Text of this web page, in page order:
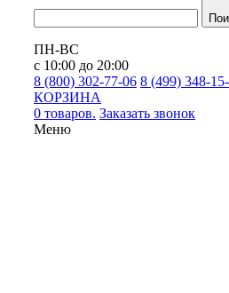
ПН-ВС
с 10:00 до 20:00
8 (800) 302-77-06 8 (499) 348-15-
КОРЗИНА
0 товаров. Заказать звонок
Меню